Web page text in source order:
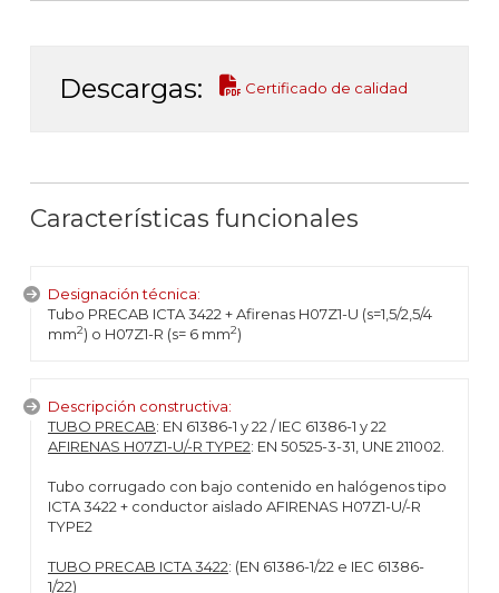
Descargas: Certificado de calidad
Características funcionales
Designación técnica:
Tubo PRECAB ICTA 3422 + Afirenas H07Z1-U (s=1,5/2,5/4
mm2) o H07Z1-R (s= 6 mm2)
Descripción constructiva:
TUBO PRECAB: EN 61386-1 y 22 / IEC 61386-1 y 22
AFIRENAS H07Z1-U/-R TYPE2: EN 50525-3-31, UNE 211002.
Tubo corrugado con bajo contenido en halógenos tipo
ICTA 3422 + conductor aislado AFIRENAS H07Z1-U/-R
TYPE2
TUBO PRECAB ICTA 3422: (EN 61386-1/22 e IEC 61386-
1/22)